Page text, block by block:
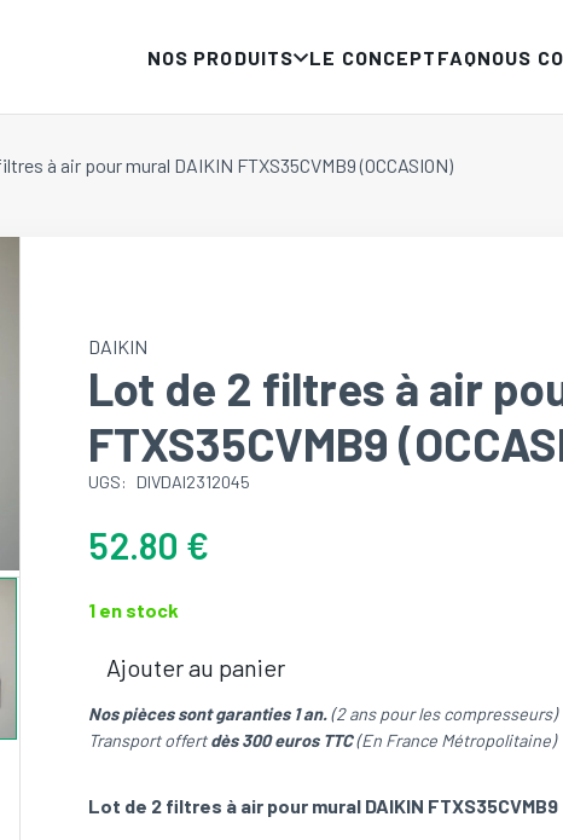
NOS PRODUITS LE CONCEPT FAQNOUS
à air pour mural DAIKIN FTXS35CVMB9 (OCCASION)
DAIKIN
Lot de 2 filtres à air
FTXS35CVMB9
UGS: DIVDAI2312045
52.80 €
1 en stock
quantité
de
Lot
filtres
Ajouter au panier
Nos pièces sont garanties 1 an.(2 ans pour les compresseurs)
Transport offertdès 300 euros TTC(En France Métropolitaine)
Lot de 2 filtres à air pour mural DAIKIN FTXS35CVMB9